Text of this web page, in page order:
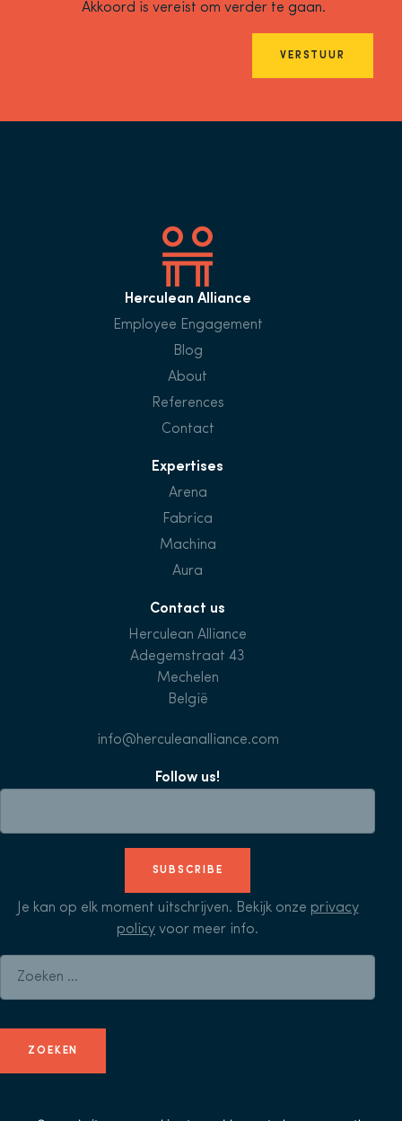
Akkoord is vereist om verder te gaan.
VERSTUUR
Herculean Alliance
Employee Engagement
Blog
About
References
Contact
Expertises
Arena
Fabrica
Machina
Aura
Contact us
Herculean Alliance
Adegemstraat 43
Mechelen
België
info@herculeanalliance.com
Follow us!
SUBSCRIBE
Je kan op elk moment uitschrijven. Bekijk onze privacy
policy voor meer info.